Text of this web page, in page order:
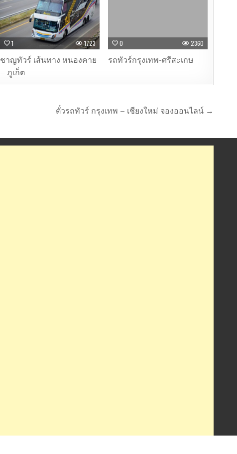
1 1723
ชาญทัวร์ เส้นทาง หนองคาย
– ภูเก็ต
0 2360
รถทัวร์กรุงเทพ-ศรีสะเกษ
ตั๋วรถทัวร์ กรุงเทพ – เชียงใหม่ จองออนไลน์ →